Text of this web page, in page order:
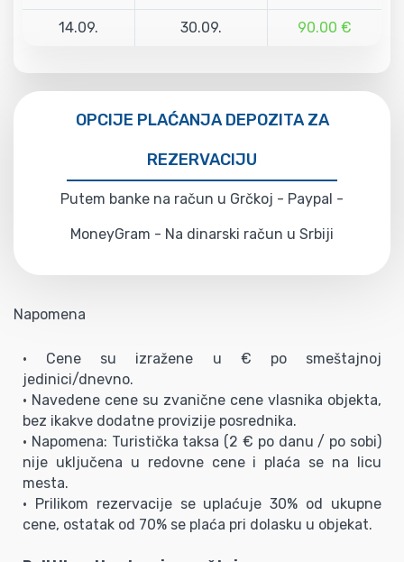
14.09. 30.09. 90.00 €
OPCIJE PLAĆANJA DEPOZITA ZA
REZERVACIJU
Putem banke na račun u Grčkoj - Paypal -
MoneyGram - Na dinarski račun u Srbiji
Napomena
• Cene su izražene u € po smeštajnoj
jedinici/dnevno.
• Navedene cene su zvanične cene vlasnika objekta,
bez ikakve dodatne provizije posrednika.
• Napomena: Turistička taksa (2 € po danu / po sobi)
nije uključena u redovne cene i plaća se na licu
mesta.
• Prilikom rezervacije se uplaćuje 30% od ukupne
cene, ostatak od 70% se plaća pri dolasku u objekat.